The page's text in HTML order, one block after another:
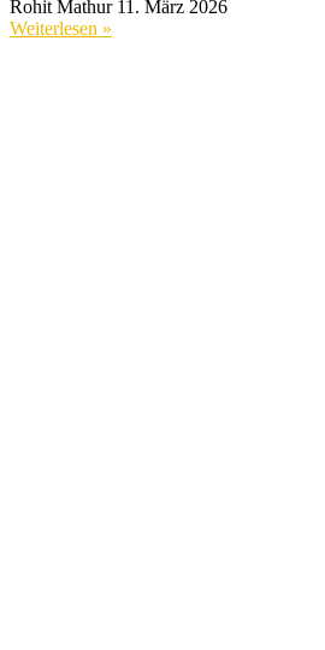
Rohit Mathur 11. März 2026
Weiterlesen »